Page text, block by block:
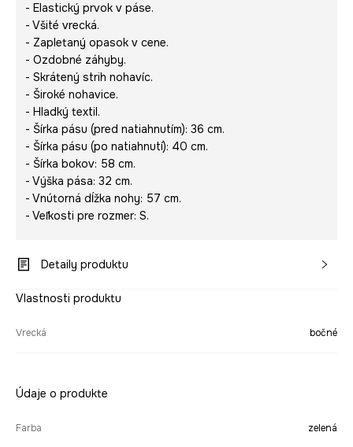
- Elastický prvok v páse.
- Všité vrecká.
- Zapletaný opasok v cene.
- Ozdobné záhyby.
- Skrátený strih nohavíc.
- Široké nohavice.
- Hladký textil.
- Šírka pásu (pred natiahnutím): 36 cm.
- Šírka pásu (po natiahnutí): 40 cm.
- Šírka bokov: 58 cm.
- Výška pása: 32 cm.
- Vnútorná dĺžka nohy: 57 cm.
- Veľkosti pre rozmer: S.
Detaily produktu
Vlastnosti produktu
Vrecká bočné
Údaje o produkte
Farba zelená